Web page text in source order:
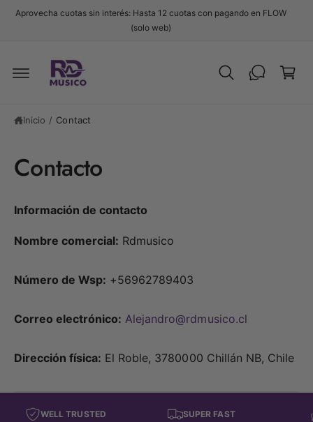
e
n
t
i
Aprovecha cuotas sin interés: Hasta 12 cuotas con pagando en FLOW
(solo web)
ri
Inicio / Contact
Contacto
Información de contacto
Nombre comercial: Rdmusico
Número de Wsp: +56962789403
Correo electrónico: Alejandro@rdmusico.cl
Dirección física: El Roble, 3780000 Chillán NB, Chile
WELL TRUSTED
SUPER FAST